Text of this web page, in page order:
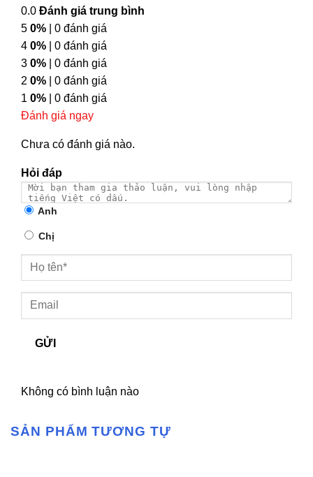
0.0 Đánh giá trung bình
5 0% | 0 đánh giá
4 0% | 0 đánh giá
3 0% | 0 đánh giá
2 0% | 0 đánh giá
1 0% | 0 đánh giá
Đánh giá ngay
Chưa có đánh giá nào.
Hỏi đáp
Anh
Chị
GỬI
Không có bình luận nào
SẢN PHẨM TƯƠNG TỰ